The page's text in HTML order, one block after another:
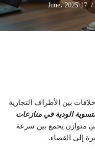
17 June، 2025
بين الأطراف التجارية
الودية في منازعات
متوازن يجمع بين سرعة
إلى القضاء.